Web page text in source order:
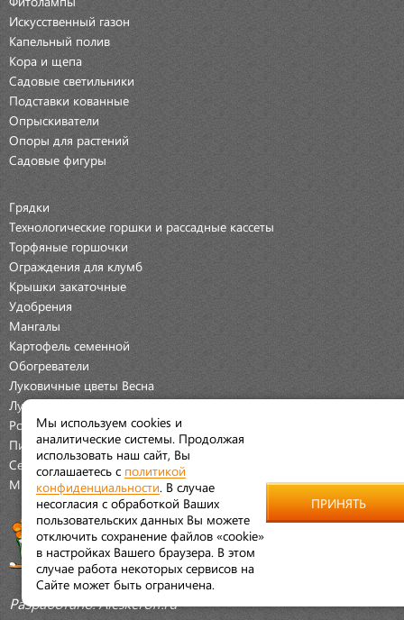
Искусственный газон
Капельный полив
Кора и щепа
Садовые светильники
Подставки кованные
Опрыскиватели
Опоры для растений
Садовые фигуры
Грядки
Технологические горшки и рассадные кассеты
Торфяные горшочки
Ограждения для клумб
Крышки закаточные
Удобрения
Мангалы
Картофель семенной
Обогреватели
Луковичные цветы Весна
Луковичные цветы Осень
Розы
Пионы
Семена Овощей
Мраморная крошка
Разработано:
Мы используем cookies и
аналитические системы. Продолжая
использовать наш сайт, Вы
соглашаетесь с политикой
конфиденциальности . В случае
несогласия с обработкой Ваших
пользовательских данных Вы можете
отключить сохранение файлов «cookie»
в настройках Вашего браузера. В этом
случае работа некоторых сервисов на
Сайте может быть ограничена.
ПРИНЯТЬ